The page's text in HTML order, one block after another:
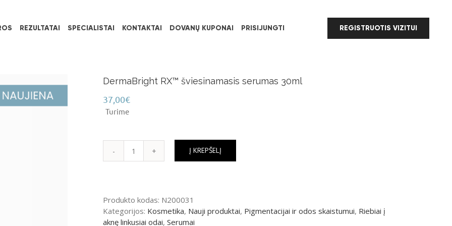
REZULTATAI SPECIALISTAI KONTAKTAI DOVANŲ KUPONAI PRISIJUNGTI REGISTRUOTIS VIZITUI
DermaBright RX™ šviesinamasis serumas 30ml
37,00€
Turime
produkto
šviesinamasis
serumas
30ml
Į KREPŠELĮ
Produkto kodas: N200031
Kategorijos: Kosmetika, Nauji produktai, Pigmentacijai ir odos skaistumui, Riebiai į
aknę linkusiai odai, Serumai